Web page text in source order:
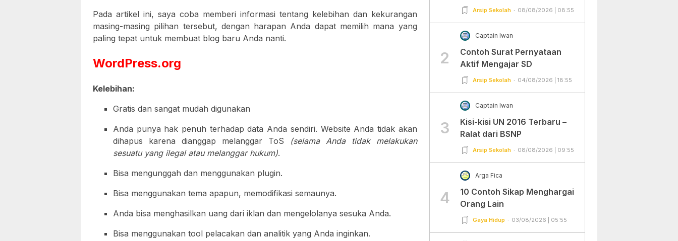
Pada artikel ini, saya coba memberi informasi tentang kelebihan dan kekurangan
masing-masing pilihan tersebut, dengan harapan Anda dapat memilih mana yang
paling tepat untuk membuat blog baru Anda nanti.
WordPress.org
Kelebihan:
Gratis dan sangat mudah digunakan
Anda punya hak penuh terhadap data Anda sendiri. Website Anda tidak akan
dihapus karena dianggap melanggar ToS
(selama Anda tidak melakukan
sesuatu yang ilegal atau melanggar hukum).
Bisa mengunggah dan menggunakan plugin.
Bisa menggunakan tema apapun, memodifikasi semaunya.
Anda bisa menghasilkan uang dari iklan dan mengelolanya sesuka Anda.
Bisa menggunakan tool pelacakan dan analitik yang Anda inginkan.
Arsip Sekolah 08/08/2026 | 08:55
2
Captain Iwan
Contoh Surat Pernyataan
Aktif Mengajar SD
Arsip Sekolah 04/08/2026 | 18:55
3
Captain Iwan
Kisi-kisi UN 2016 Terbaru –
Ralat dari BSNP
Arsip Sekolah 08/08/2026 | 09:55
4
Arga Fica
10 Contoh Sikap Menghargai
Orang Lain
Gaya Hidup 03/08/2026 | 05:55